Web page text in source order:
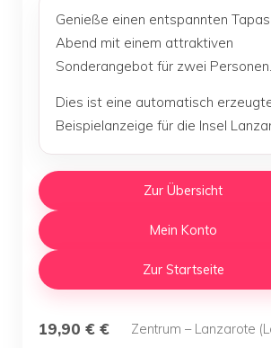
Genieße einen entspannten
Abend mit einem attraktiven
Sonderangebot für zwei Personen.
Dies ist eine automatisch
Beispielanzeige für die Insel
Zur Übersicht
Mein Konto
Zur Startseite
19,90 € € Zentrum – Lanzarote